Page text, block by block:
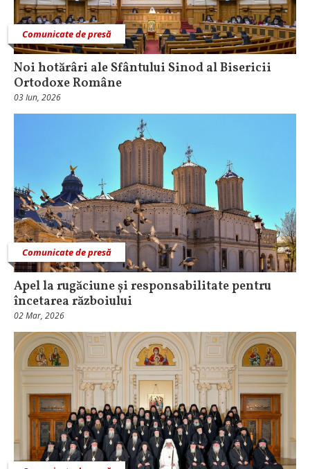
Comunicate de presă
Noi hotărâri ale Sfântului Sinod al Bisericii
Ortodoxe Române
03 Iun, 2026
Comunicate de presă
Apel la rugăciune și responsabilitate pentru
încetarea războiului
02 Mar, 2026